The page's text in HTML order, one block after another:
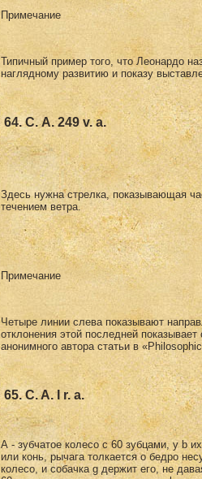
Примечание
Типичный пример того, что Леонардо
наглядному развитию и показу
64. С. А. 249 v. a.
Здесь нужна стрелка, показывающая
течением ветра.
Примечание
Четыре линии слева показывают
отклонения этой последней
анонимного автора статьи в
65. C. A. I r. a.
А - зубчатое колесо с 60 зубцами, у b
или конь, рычага толкается о бедро
колесо, и собачка g держит его, не